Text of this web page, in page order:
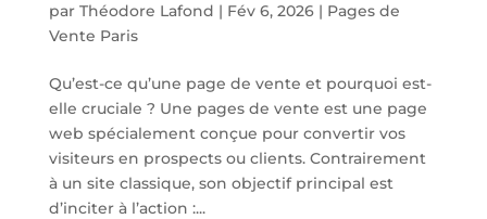
par Théodore Lafond | Fév 6, 2026| Pages de
Vente Paris
Qu’est-ce qu’une page de vente et pourquoi est-
elle cruciale ? Une pages de vente est une page
web spécialement conçue pour convertir vos
visiteurs en prospects ou clients. Contrairement
à un site classique, son objectif principal est
d’inciter à l’action :...